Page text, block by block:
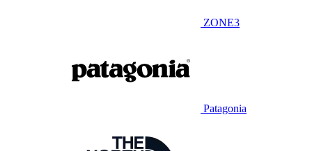
ZONE3
Patagonia